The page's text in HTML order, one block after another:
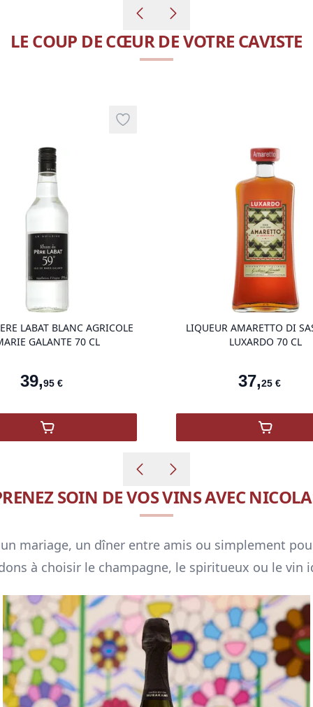
LE COUP DE CŒUR DE VOTRE CAVISTE
in cart, view bag
LABAT BLANC AGRICOLE
GALANTE 70 CL
39,95 €
Add to wishlist
product variant items in cart, view bag
,Rhum Agricole du Père Labat Marie Galante
LIQUEUR AMARETTO DI
LUXARDO 70 CL
37,25 €
,
SOIN DE VOS VINS AVEC
mariage, un dîner entre amis ou simplement
à choisir le champagne, le spiritueux ou le vin